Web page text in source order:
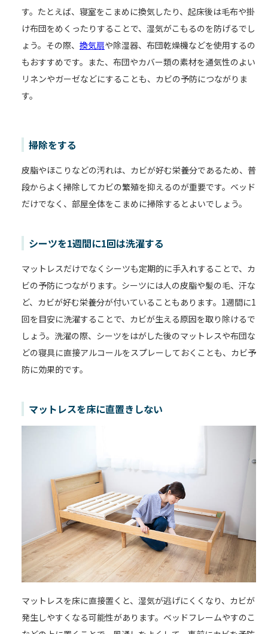
す。たとえば、寝室をこまめに換気したり、起床後は毛布や掛
け布団をめくったりすることで、湿気がこもるのを防げるでし
ょう。その際、 換気扇や除湿器、布団乾燥機などを使用するの
もおすすめです。また、布団やカバー類の素材を通気性のよい
リネンやガーゼなどにすることも、カビの予防につながりま
す。
掃除をする
皮脂やほこりなどの汚れは、カビが好む栄養分であるため、普
段からよく掃除してカビの繁殖を抑えるのが重要です。ベッド
だけでなく、部屋全体をこまめに掃除するとよいでしょう。
シーツを1週間に1回は洗濯する
マットレスだけでなくシーツも定期的に手入れすることで、カ
ビの予防につながります。シーツには人の皮脂や髪の毛、汗な
ど、カビが好む栄養分が付いていることもあります。1週間に1
回を目安に洗濯することで、カビが生える原因を取り除けるで
しょう。洗濯の際、シーツをはがした後のマットレスや布団な
どの寝具に直接アルコールをスプレーしておくことも、カビ予
防に効果的です。
マットレスを床に直置きしない
マットレスを床に直接置くと、湿気が逃げにくくなり、カビが
発生しやすくなる可能性があります。ベッドフレームやすのこ